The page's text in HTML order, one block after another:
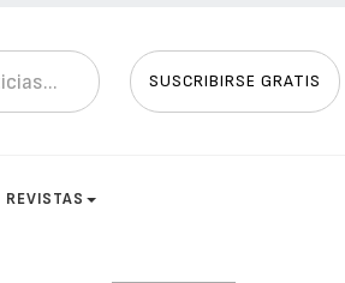
SUSCRIBIRSE GRATIS
REVISTAS